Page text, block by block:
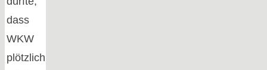
dass
WKW
plötzlich